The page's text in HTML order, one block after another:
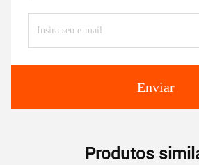
Enviar
Produtos